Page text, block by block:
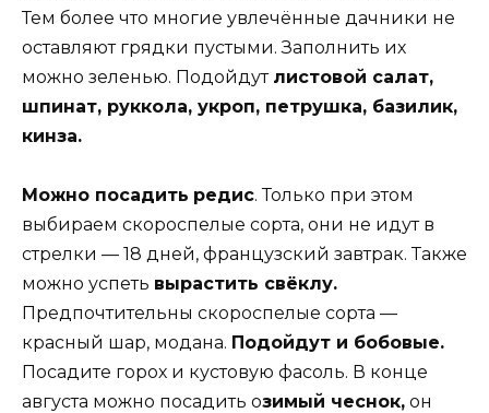
Тем более что многие увлечённые дачники не
оставляют грядки пустыми. Заполнить их
можно зеленью. Подойдут листовой салат,
шпинат, руккола, укроп, петрушка, базилик,
кинза.
Можно посадить редис. Только при этом
выбираем скороспелые сорта, они не идут в
стрелки — 18 дней, французский завтрак. Также
можно успеть вырастить свёклу.
Предпочтительны скороспелые сорта —
красный шар, модана. Подойдут и бобовые.
Посадите горох и кустовую фасоль. В конце
августа можно посадить озимый чеснок, он